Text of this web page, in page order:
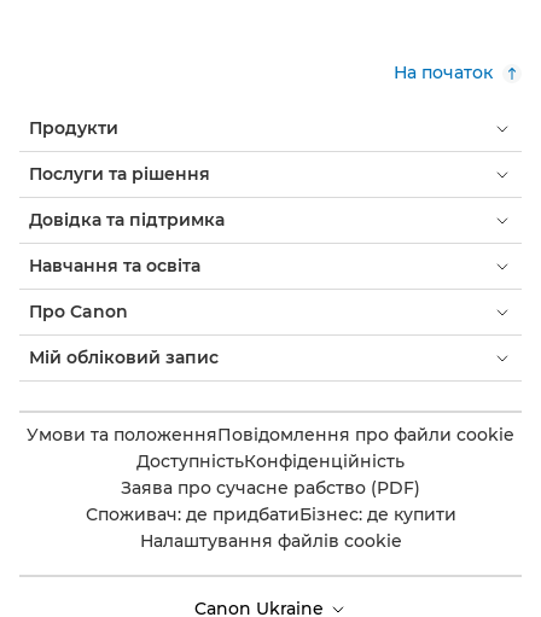
На початок
Продукти
Послуги та рішення
Довідка та підтримка
Навчання та освіта
Про Canon
Мій обліковий запис
Умови та положенняПовідомлення про файли cookie
ДоступністьКонфіденційність
Заява про сучасне рабство (PDF)
Споживач: де придбатиБізнес: де купити
Налаштування файлів cookie
Canon Ukraine